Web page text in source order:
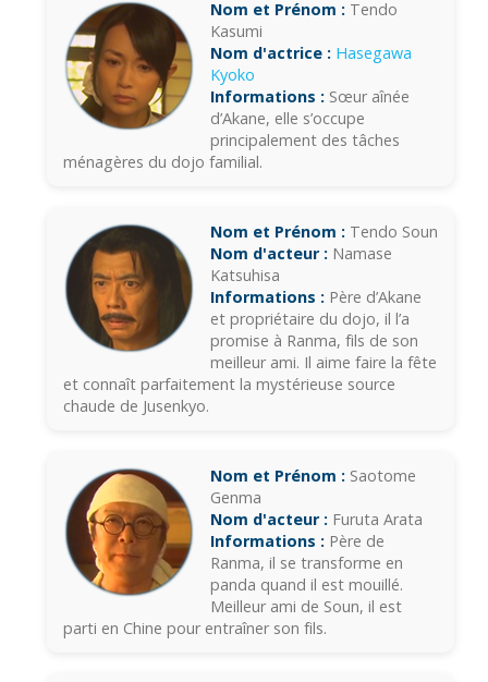
Nom et Prénom : Tendo
Kasumi
Nom d'actrice : Hasegawa
Kyoko
Informations : Sœur aînée
d’Akane, elle s’occupe
principalement des tâches
ménagères du dojo familial.
Nom et Prénom : Tendo Soun
Nom d'acteur : Namase
Katsuhisa
Informations : Père d’Akane
et propriétaire du dojo, il l’a
promise à Ranma, fils de son
meilleur ami. Il aime faire la fête
et connaît parfaitement la mystérieuse source
chaude de Jusenkyo.
Nom et Prénom : Saotome
Genma
Nom d'acteur : Furuta Arata
Informations : Père de
Ranma, il se transforme en
panda quand il est mouillé.
Meilleur ami de Soun, il est
parti en Chine pour entraîner son fils.